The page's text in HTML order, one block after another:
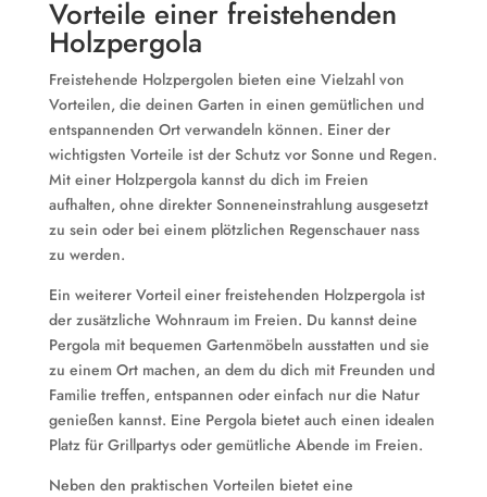
Vorteile einer freistehenden
Holzpergola
Freistehende Holzpergolen bieten eine Vielzahl von
Vorteilen, die deinen Garten in einen gemütlichen und
entspannenden Ort verwandeln können. Einer der
wichtigsten Vorteile ist der Schutz vor Sonne und Regen.
Mit einer Holzpergola kannst du dich im Freien
aufhalten, ohne direkter Sonneneinstrahlung ausgesetzt
zu sein oder bei einem plötzlichen Regenschauer nass
zu werden.
Ein weiterer Vorteil einer freistehenden Holzpergola ist
der zusätzliche Wohnraum im Freien. Du kannst deine
Pergola mit bequemen Gartenmöbeln ausstatten und sie
zu einem Ort machen, an dem du dich mit Freunden und
Familie treffen, entspannen oder einfach nur die Natur
genießen kannst. Eine Pergola bietet auch einen idealen
Platz für Grillpartys oder gemütliche Abende im Freien.
Neben den praktischen Vorteilen bietet eine